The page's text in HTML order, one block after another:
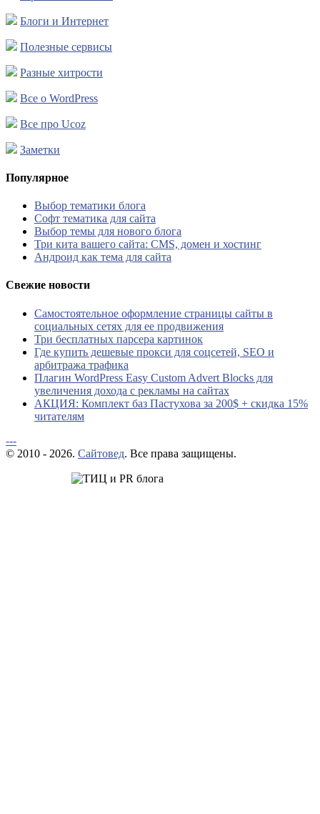
Блоги и Интернет
Полезные сервисы
Разные хитрости
Все о WordPress
Все про Ucoz
Заметки
Популярное
Выбор тематики блога
Софт тематика для сайта
Выбор темы для нового блога
Три кита вашего сайта: CMS, домен и хостинг
Андроид как тема для сайта
Свежие новости
Самостоятельное оформление страницы сайты в
социальных сетях для ее продвижения
Три бесплатных парсера картинок
Где купить дешевые прокси для соцсетей, SEO и
арбитража трафика
Плагин WordPress Easy Custom Advert Blocks для
увеличения дохода с рекламы на сайтах
АКЦИЯ: Комплект баз Пастухова за 200$ + скидка 15%
читателям
---
© 2010 - 2026. Сайтовед. Все права защищены.